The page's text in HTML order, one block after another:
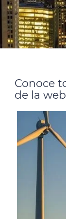
sociales y
información
nuestros
web, quienes
Conoce
de la